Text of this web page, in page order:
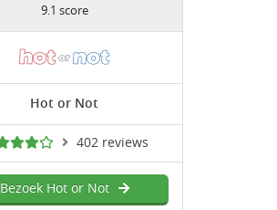
9.1 score
Hot or Not
402 reviews
Bezoek Hot or Not